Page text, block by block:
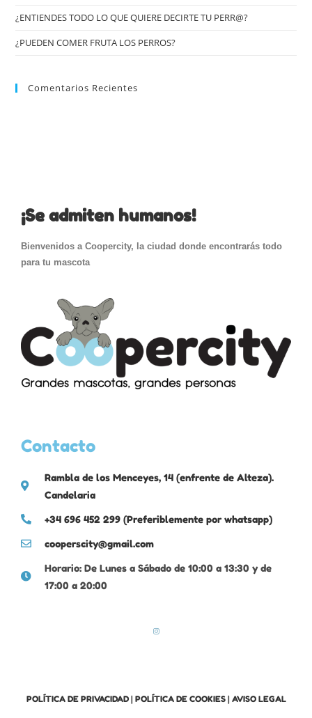
¿ENTIENDES TODO LO QUE QUIERE DECIRTE TU PERR@?
¿PUEDEN COMER FRUTA LOS PERROS?
Comentarios Recientes
¡Se admiten humanos!
Bienvenidos a Coopercity, la ciudad donde encontrarás todo
para tu mascota
Contacto
Rambla de los Menceyes, 14 (enfrente de Alteza).
Candelaria
+34 696 452 299 (Preferiblemente por whatsapp)
cooperscity@gmail.com
Horario: De Lunes a Sábado de 10:00 a 13:30 y de
17:00 a 20:00
POLÍTICA DE PRIVACIDAD| POLÍTICA DE COOKIES| AVISO LEGAL